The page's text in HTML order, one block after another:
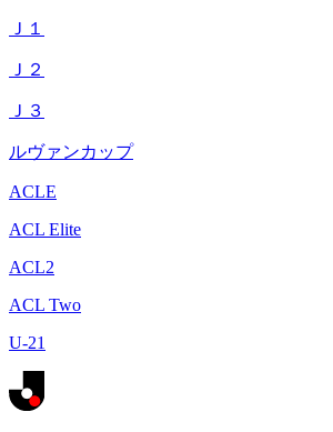
Ｊ１
Ｊ２
Ｊ３
ルヴァンカップ
ACLE
ACL Elite
ACL2
ACL Two
U-21